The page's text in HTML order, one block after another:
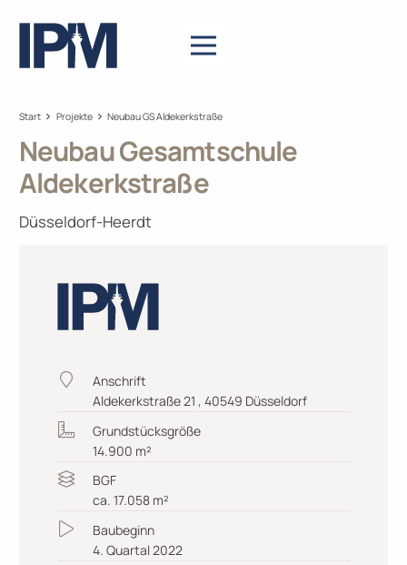
Start Projekte Neubau GS Aldekerkstraße
Neubau Gesamtschule
Aldekerkstraße
Düsseldorf-Heerdt
Anschrift
Aldekerkstraße 21 , 40549 Düsseldorf
Grundstücksgröße
14.900 m²
BGF
ca. 17.058 m²
Baubeginn
4. Quartal 2022